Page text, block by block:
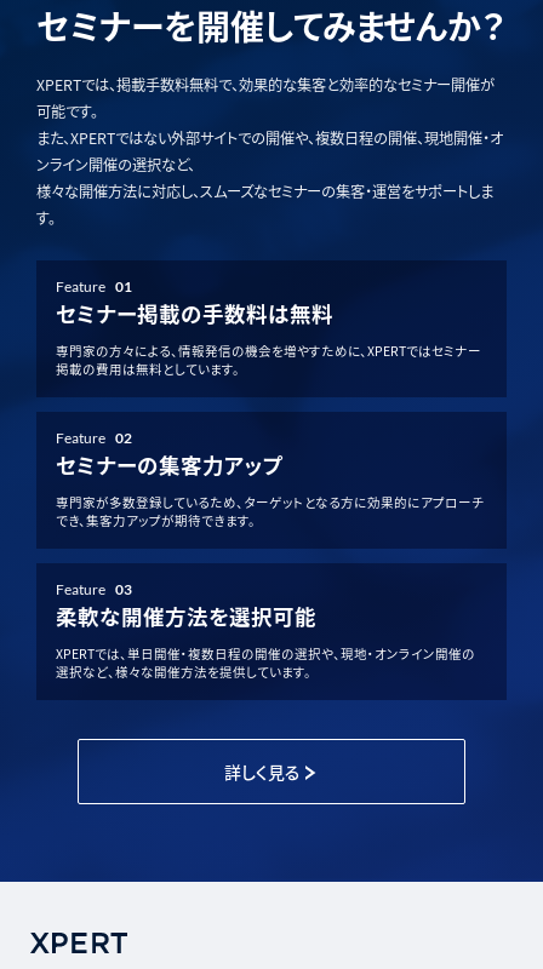
セミナーを開催してみませんか？
XPERTでは、掲載手数料無料で、効果的な集客と効率的なセミナー開催が
可能です。
また、XPERTではない外部サイトでの開催や、複数日程の開催、現地開催・オ
ンライン開催の選択など、
様々な開催方法に対応し、スムーズなセミナーの集客・運営をサポートしま
す。
Feature 01
セミナー掲載の手数料は無料
専門家の方々による、情報発信の機会を増やすために、XPERTではセミナー
掲載の費用は無料としています。
Feature 02
セミナーの集客力アップ
専門家が多数登録しているため、ターゲットとなる方に効果的にアプローチ
でき、集客力アップが期待できます。
Feature 03
柔軟な開催方法を選択可能
XPERTでは、単日開催・複数日程の開催の選択や、現地・オンライン開催の
選択など、様々な開催方法を提供しています。
詳しく見る